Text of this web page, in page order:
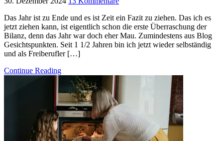
Das Jahr ist zu Ende und es ist Zeit ein Fazit zu ziehen. Das ich es
jetzt ziehen kann, ist eigentlich schon die erste Überraschung der
Bilanz, denn das Jahr war doch eher Mau. Zumindestens aus Blog
Gesichtspunkten. Seit 1 1/2 Jahren bin ich jetzt wieder selbständig
und als Freiberufler […]
Continue Reading